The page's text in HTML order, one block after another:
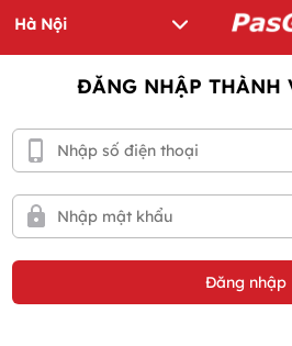
ĐĂNG NHẬP THÀNH